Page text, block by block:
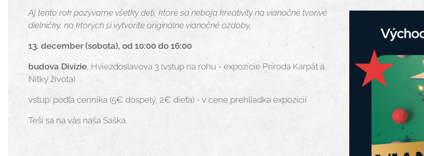
Aj tento rok pozývame všetky deti, ktoré sa neboja kreativity na vianočné tvorivé
dielničky, na ktorých si vytvoríte originálne vianočné ozdoby,
13. december (sobota), od 10:00 do 16:00
budova Divízie, Hviezdoslavova 3 (vstup na rohu - expozície Príroda Karpát a
Nitky života)
vstup: podľa cenníka (5€ dospelý, 2€ dieťa) - v cene prehliadka expozícií
Teší sa na vás naša Saška.